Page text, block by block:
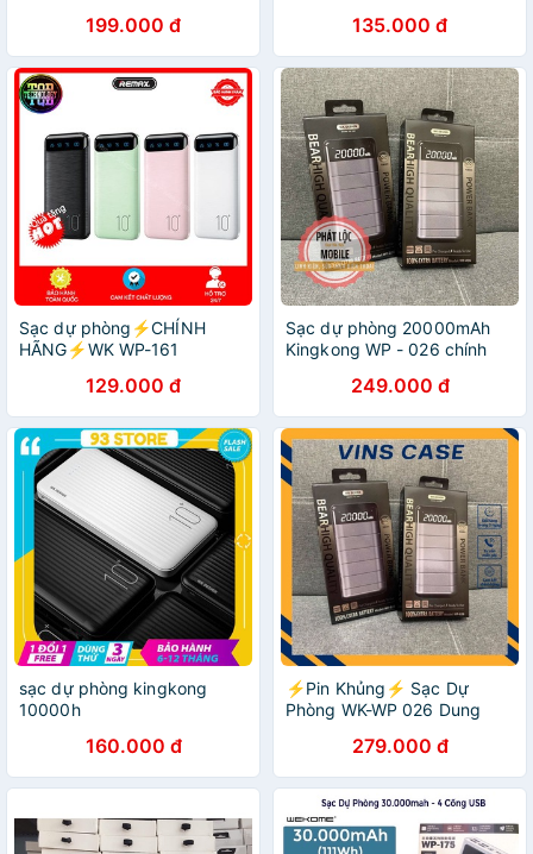
Nhanh,Sạc 1 Lúc 2 Thiết
Bị,Bảo Hành 12 Tháng-
Vincase
199.000 đ
Hiển Thị % Pin (Bảo Hành 12
Tháng)
135.000 đ
Sạc dự phòng⚡️CHÍNH
HÃNG⚡️WK WP-161
20000mAh chính hãng
129.000 đ
Sạc dự phòng 20000mAh
Kingkong WP - 026 chính
hành 12 tháng249.000 đ
sạc dự phòng kingkong
10000h
160.000 đ
⚡Pin Khủng⚡ Sạc Dự
Phòng WK-WP 026 Dung
Nhanh,Sạc 1 Lúc 2 Thiết
Bị,Bảo Hành 12 Tháng-Sam
store
279.000 đ